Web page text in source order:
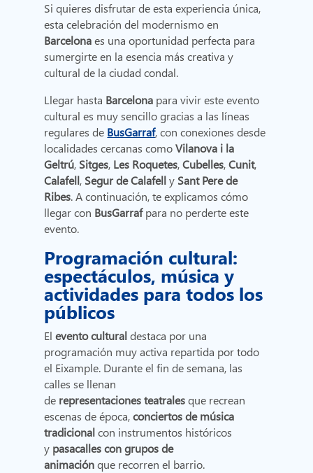
Si quieres disfrutar de esta experiencia única,
esta celebración del modernismo en
Barcelonaes una oportunidad perfecta para
sumergirte en la esencia más creativa y
cultural de la ciudad condal.
Llegar hasta Barcelona para vivir este evento
cultural es muy sencillo gracias a las líneas
regulares de BusGarraf, con conexiones desde
localidades cercanas comoVilanova i la
Geltrú, Sitges, Les Roquetes,Cubelles,Cunit,
Calafell, Segur de Calafelly Sant Pere de
Ribes. A continuación, te explicamos cómo
llegar con BusGarrafpara no perderte este
evento.
Programación cultural:
espectáculos, música y
actividades para todos los
públicos
Elevento culturaldestaca por una
programación muy activa repartida por todo
el Eixample. Durante el fin de semana, las
calles se llenan
de representaciones teatralesque recrean
escenas de época,conciertos de música
tradicionalcon instrumentos históricos
y pasacalles con grupos de
animaciónque recorren el barrio.